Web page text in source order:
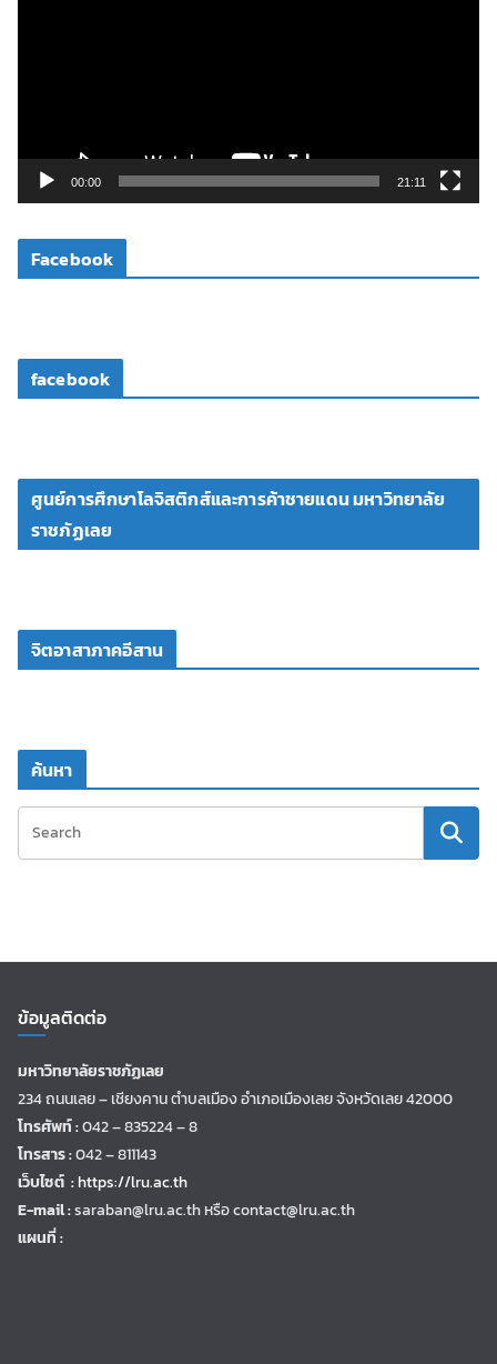
ดี
00:00 21:11
Facebook
facebook
ศูนย์การศึกษาโลจิสติกส์และการค้าชายแดน มหาวิทยาลัย
ราชภัฏเลย
จิตอาสาภาคอีสาน
ค้นหา
ข้อมูลติดต่อ
มหาวิทยาลัยราชภัฏเลย
234 ถนนเลย – เชียงคาน ตำบลเมือง อำเภอเมืองเลย จังหวัดเลย 42000
โทรศัพท์ :042 – 835224 – 8
โทรสาร :042 – 811143
เว็บไซต์ :https://lru.ac.th
E-mail :saraban@lru.ac.thหรือ contact@lru.ac.th
แผนที่ :